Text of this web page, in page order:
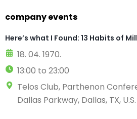
company events
Here’s what I Found: 13 Habits of
18. 04. 1970.
13:00 to 23:00
Telos Club, Parthenon
Dallas Parkway, Dallas, TX, U.S.